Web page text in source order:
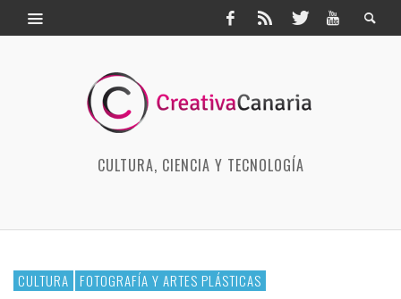
CULTURA, CIENCIA Y TECNOLOGÍA
CULTURA FOTOGRAFÍA Y ARTES PLÁSTICAS